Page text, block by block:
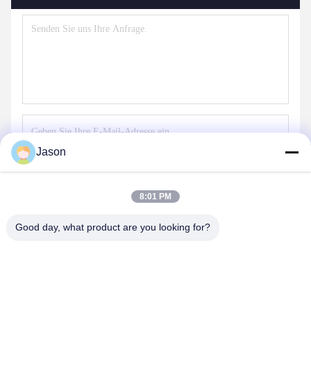
Jason
8:01 PM
Good day, what product are you looking for?